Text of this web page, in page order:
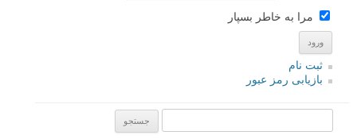
توصیه کرده باشیم مثلا استفاده از لنز ماکرو برای عکس گرفتن از یک کفش
دوزک کوچک. در ادامه شما را با انواع لنز های دوربین و کاربردشان آشنا می
صفحات: قبلی ۱ ۲ ۳ ۴ بعدی